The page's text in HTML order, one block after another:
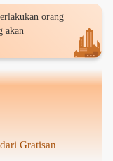
orang
akan
Gratisan